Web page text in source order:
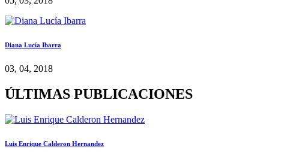
Diana Lucía Ibarra
03, 04, 2018
ÚLTIMAS PUBLICACIONES
Luis Enrique Calderon Hernandez